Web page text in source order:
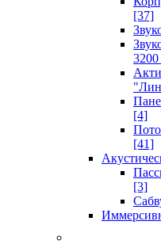
[37]
3200
[4]
[41]
[3]